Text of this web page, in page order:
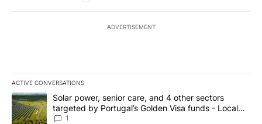
ADVERTISEMENT
ACTIVE CONVERSATIONS
The following is a list of the most commented articles in the last
A trending article titled "Solar power, senior care, and 4 other
Solar power, senior care, and 4 other sectors
targeted by Portugal’s Golden Visa funds - Local
News 8
1